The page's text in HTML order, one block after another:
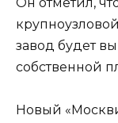
завод будет
собственной
Новый